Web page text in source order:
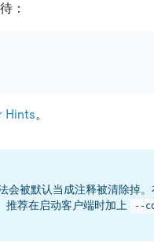
：
Hints。
被默认当成注释被清除掉
推荐在启动客户端时加上
--